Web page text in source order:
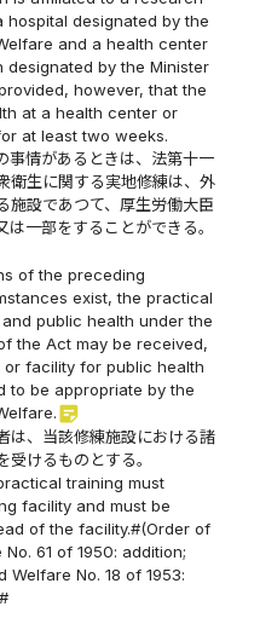
hospital designated by the
and a health center
by the Minister
however, that the
at a health center or
at least two weeks.
事情があるときは、法第十一
衛生に関する実地修練は、外
施設であつて、厚生労働大臣
一部をすることができる。
of the preceding
exist, the practical
public health under the
the Act may be received,
facility for public health
to be appropriate by the
sticky_note_2
、当該修練施設における諸
けるものとする。
training must
facility and must be
of the facility.#(Order of
61 of 1950: addition;
No. 18 of 1953: